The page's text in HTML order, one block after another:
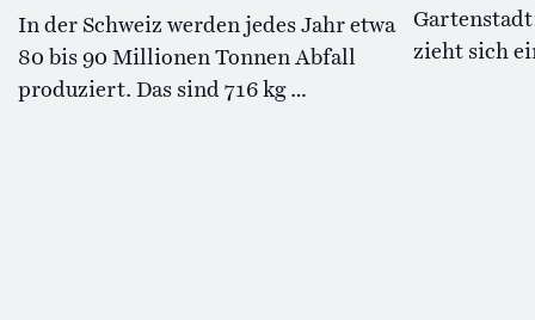
In der Schweiz werden jedes Jahr etwa
80 bis 90 Millionen Tonnen Abfall
produziert. Das sind 716 kg …
zieht sich